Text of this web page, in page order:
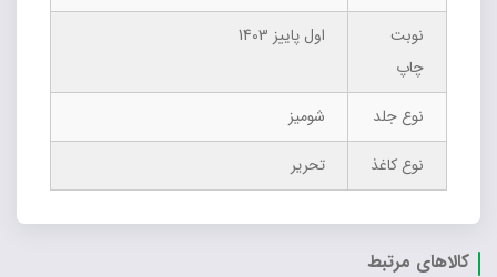
نوبت
چاپ
اول پاییز 1403
نوع جلد
شومیز
نوع کاغذ
تحریر
کالاهای مرتبط